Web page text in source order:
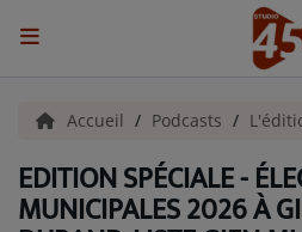
ACCUEIL
Emissions
Accueil Podcasts L'édition
EDITION SPÉCIALE -
MUNICIPALES 2026 À